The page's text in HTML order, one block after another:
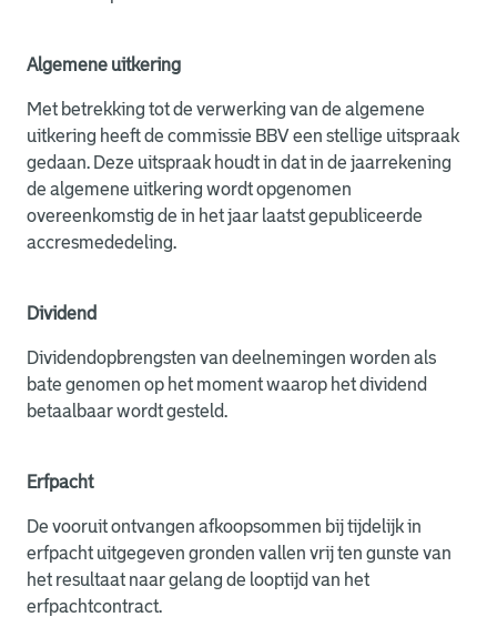
Algemene uitkering
Met betrekking tot de verwerking van de algemene
uitkering heeft de commissie BBV een stellige uitspraak
gedaan. Deze uitspraak houdt in dat in de jaarrekening
de algemene uitkering wordt opgenomen
overeenkomstig de in het jaar laatst gepubliceerde
accresmededeling.
Dividend
Dividendopbrengsten van deelnemingen worden als
bate genomen op het moment waarop het dividend
betaalbaar wordt gesteld.
Erfpacht
De vooruit ontvangen afkoopsommen bij tijdelijk in
erfpacht uitgegeven gronden vallen vrij ten gunste van
het resultaat naar gelang de looptijd van het
erfpachtcontract.